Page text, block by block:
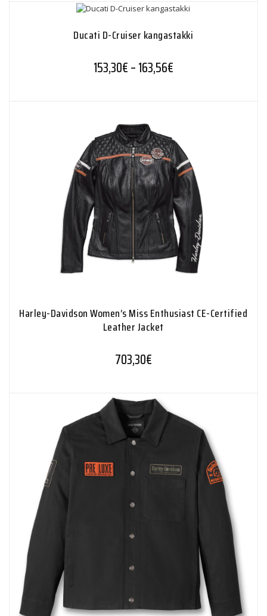
Ducati D-Cruiser kangastakki
153,30€–163,56€Hintaluokka:
Harley-Davidson Women’s Miss Enthusiast CE-Certified
Leather Jacket
703,30€